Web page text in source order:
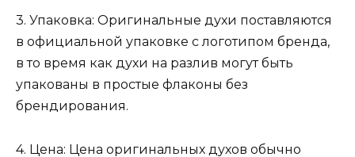
3. Упаковка: Оригинальные духи поставляются
в официальной упаковке с логотипом бренда,
в то время как духи на разлив могут быть
упакованы в простые флаконы без
брендирования.
4. Цена: Цена оригинальных духов обычно